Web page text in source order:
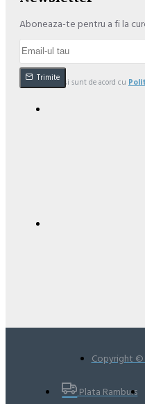
Aboneaza-te pentru a fi la
Trimite
Am citit şi sunt de acord cu
Copyright ©
Plata Ramburs